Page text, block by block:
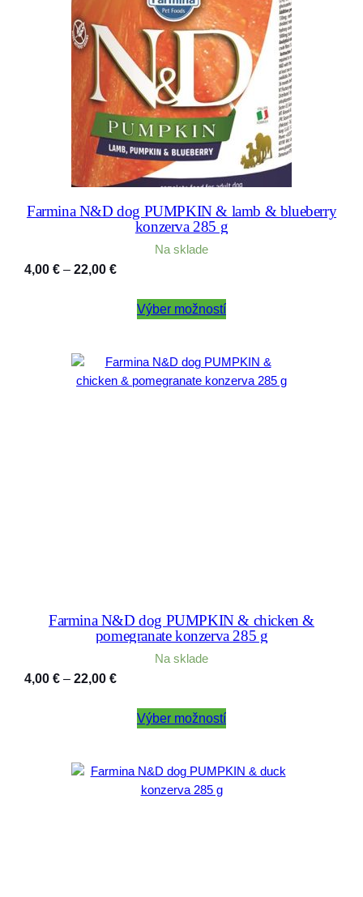
Farmina N&D dog PUMPKIN & lamb & blueberry
konzerva 285 g
Na sklade
4,00 € – 22,00 €Price
4,00 €Výber možností
Farmina N&D dog PUMPKIN & chicken &
pomegranate konzerva 285 g
Na sklade
4,00 € – 22,00 €Price
4,00 €Výber možností